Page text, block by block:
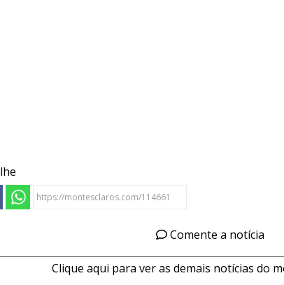
Comente a notícia
Clique aqui para ver as demais notícias do